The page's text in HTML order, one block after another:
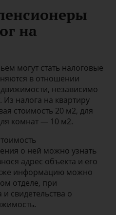
на
могут стать налоговые
в отношении
независимо
Из налога на квартиру
стоимость 20 м2, для
комнат — 10 м2.
о ней можно узнать
адрес объекта и его
информацию можно
отделе, при
свидетельства о